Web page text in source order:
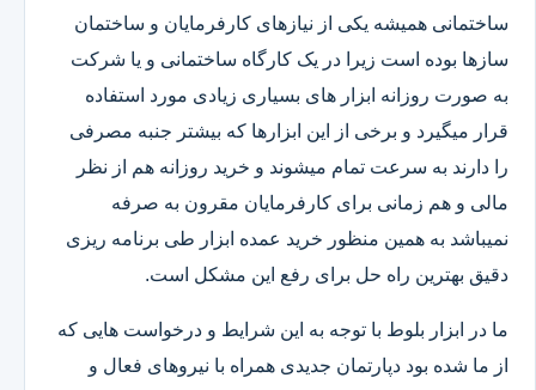
ساختمانی همیشه یکی از نیازهای کارفرمایان و ساختمان
سازها بوده است زیرا در یک کارگاه ساختمانی و یا شرکت
به صورت روزانه ابزار های بسیاری زیادی مورد استفاده
قرار میگیرد و برخی از این ابزارها که بیشتر جنبه مصرفی
را دارند به سرعت تمام میشوند و خرید روزانه هم از نظر
مالی و هم زمانی برای کارفرمایان مقرون به صرفه
نمیباشد به همین منظور خرید عمده ابزار طی برنامه ریزی
دقیق بهترین راه حل برای رفع این مشکل است.
ما در ابزار بلوط با توجه به این شرایط و درخواست هایی که
از ما شده بود دپارتمان جدیدی همراه با نیروهای فعال و